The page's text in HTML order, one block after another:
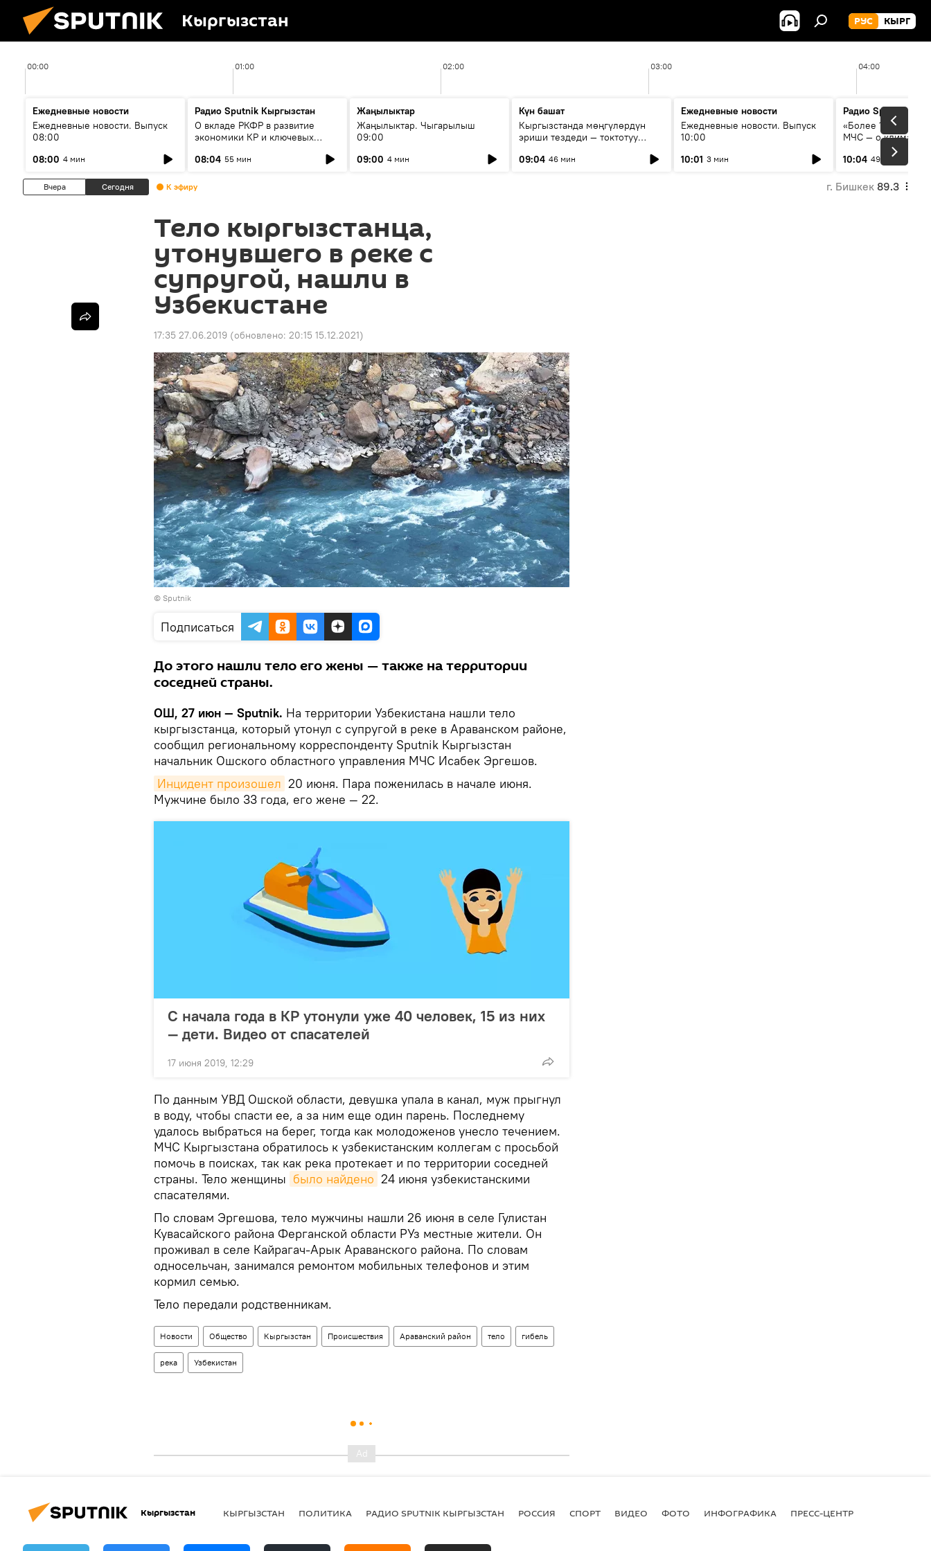
Кыргызстан РУС КЫРГ
00:00 01:00 02:00 03:00 04:00
Ежедневные новости
Ежедневные новости. Выпуск
08:00
08:00 4 мин
Радио Sputnik Кыргызстан
О вкладе РКФР в развитие
экономики КР и ключевых
08:04 55 мин
Жаңылыктар
Жаңылыктар. Чыгарылыш
09:00
09:00 4 мин
Күн башат
Кыргызстанда мөңгүлөрдүн
эриши тездеди — токтотуу
09:04 46 мин
Ежедневные новости
Ежедневные новости. Выпуск
10:00
10:01 3 мин
Радио Sputnik
«Более 1200 сёл в
МЧС — о климате,
системе
населения
10:04 49 мин
Вчера Сегодня К эфиру г. Бишкек 89.3
Тело кыргызстанца,
утонувшего в реке с
супругой, нашли в
Узбекистане
17:35 27.06.2019 (обновлено: 20:15 15.12.2021)
© Sputnik
Подписаться
До этого нашли тело его жены — также на территории
соседней страны.
ОШ, 27 июн — Sputnik. На территории Узбекистана нашли тело
кыргызстанца, который утонул с супругой в реке в Араванском районе,
сообщил региональному корреспонденту Sputnik Кыргызстан
начальник Ошского областного управления МЧС Исабек Эргешов.
Инцидент произошел 20 июня. Пара поженилась в начале июня.
Мужчине было 33 года, его жене — 22.
С начала года в КР утонули уже 40 человек, 15 из них
— дети. Видео от спасателей
17 июня 2019, 12:29
По данным УВД Ошской области, девушка упала в канал, муж прыгнул
в воду, чтобы спасти ее, а за ним еще один парень. Последнему
удалось выбраться на берег, тогда как молодоженов унесло течением.
МЧС Кыргызстана обратилось к узбекистанским коллегам с просьбой
помочь в поисках, так как река протекает и по территории соседней
страны. Тело женщины было найдено 24 июня узбекистанскими
спасателями.
По словам Эргешова, тело мужчины нашли 26 июня в селе Гулистан
Кувасайского района Ферганской области РУз местные жители. Он
проживал в селе Кайрагач-Арык Араванского района. По словам
односельчан, занимался ремонтом мобильных телефонов и этим
кормил семью.
Тело передали родственникам.
Новости Общество Кыргызстан Происшествия Араванский район тело гибель
река Узбекистан
Кыргызстан КЫРГЫЗСТАН ПОЛИТИКА РАДИО SPUTNIK КЫРГЫЗСТАН РОССИЯ СПОРТ ВИДЕО ФОТО ИНФОГРАФИКА ПРЕСС-ЦЕНТР